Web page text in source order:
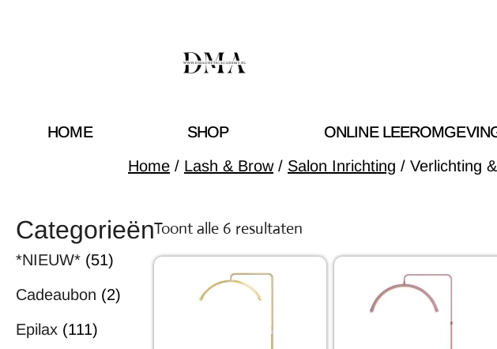
HOME SHOP ONLINE
Home / Lash & Brow/ Salon Inrichting / Verlichting
Categorieën
*NIEUW* (51)
Cadeaubon (2)
Epilax (111)
Toont alle 6 resultaten